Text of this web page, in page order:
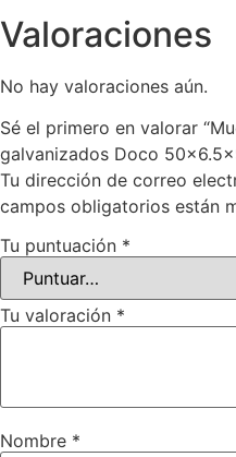
Valoraciones
No hay valoraciones aún.
Sé el primero en valorar
galvanizados Doco
Tu dirección de correo
campos obligatorios están
Tu puntuación *
Tu valoración *
Nombre *